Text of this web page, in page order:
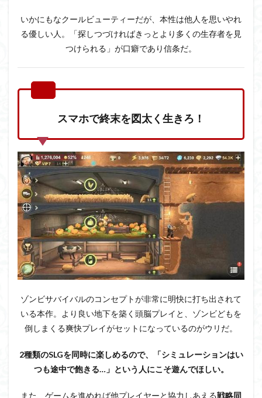
いかにもなクールビューティーだが、本性は他人を思いやれ
る優しい人。「探しつづければきっとより多くの生存者を見
つけられる」が口癖であり信条だ。
スマホで終末を図太く生きろ！
ゾンビサバイバルのコンセプトが非常に明快に打ち出されて
いる本作。より良い地下を築く頭脳プレイと、ゾンビどもを
倒しまくる爽快プレイがセットになっているのがウリだ。
2種類のSLGを同時に楽しめるので、「シミュレーションはい
つも途中で飽きる…」という人にこそ遊んでほしい。
また、ゲームを進めれば他プレイヤーと協力しあえる戦略同